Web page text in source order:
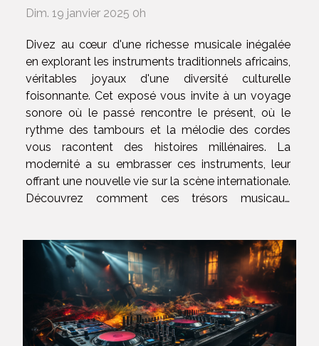
Dim. 19 janvier 2025 0h
Divez au cœur d'une richesse musicale inégalée
en explorant les instruments traditionnels africains,
véritables joyaux d'une diversité culturelle
foisonnante. Cet exposé vous invite à un voyage
sonore où le passé rencontre le présent, où le
rythme des tambours et la mélodie des cordes
vous racontent des histoires millénaires. La
modernité a su embrasser ces instruments, leur
offrant une nouvelle vie sur la scène internationale.
Découvrez comment ces trésors musicaux
sonorités uniques et...